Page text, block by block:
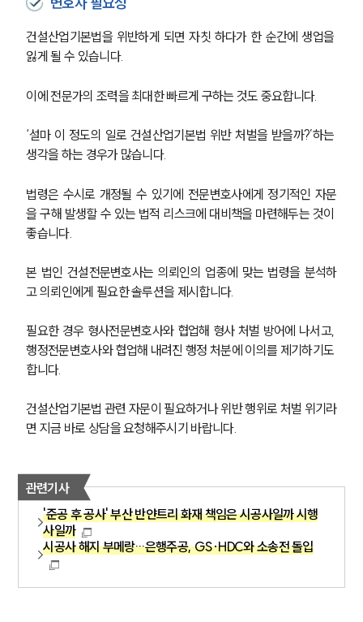
건설산업기본법을 위반하게 되면 자칫 하다가 한 순간에 생업을
잃게 될 수 있습니다.
이에 전문가의 조력을 최대한 빠르게 구하는 것도 중요합니다.
‘설마 이 정도의 일로 건설산업기본법 위반 처벌을 받을까?’하는
생각을 하는 경우가 많습니다.
법령은 수시로 개정될 수 있기에 전문변호사에게 정기적인 자문
을 구해 발생할 수 있는 법적 리스크에 대비책을 마련해두는 것이
좋습니다.
본 법인 건설전문변호사는 의뢰인의 업종에 맞는 법령을 분석하
고 의뢰인에게 필요한 솔루션을 제시합니다.
필요한 경우 형사전문변호사와 협업해 형사 처벌 방어에 나서고,
행정전문변호사와 협업해 내려진 행정 처분에 이의를 제기하기도
합니다.
건설산업기본법 관련 자문이 필요하거나 위반 행위로 처벌 위기라
면 지금 바로 상담을 요청해주시기 바랍니다.
관련기사
'준공 후 공사' 부산 반얀트리 화재 책임은 시공사일까 시행
사일까
시공사 해지 부메랑…은행주공, GS·HDC와 소송전 돌입